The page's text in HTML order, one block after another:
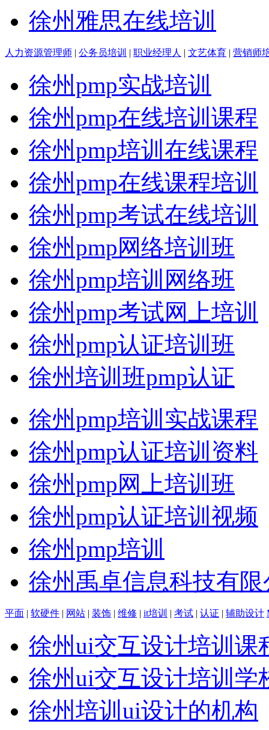
徐州雅思在线培训
人力资源管理师 | 公务员培训 | 职业经理人 | 文艺体育 | 营销师
徐州pmp实战培训
徐州pmp在线培训课程
徐州pmp培训在线课程
徐州pmp在线课程培训
徐州pmp考试在线培训
徐州pmp网络培训班
徐州pmp培训网络班
徐州pmp考试网上培训
徐州pmp认证培训班
徐州培训班pmp认证
徐州pmp培训实战课程
徐州pmp认证培训资料
徐州pmp网上培训班
徐州pmp认证培训视频
徐州pmp培训
徐州禹卓信息科技有
平面 | 软硬件 | 网站 | 装饰 | 维修 | it培训 | 考试 | 认证 | 辅助设计
徐州ui交互设计培训课
徐州ui交互设计培训学
徐州培训ui设计的机构